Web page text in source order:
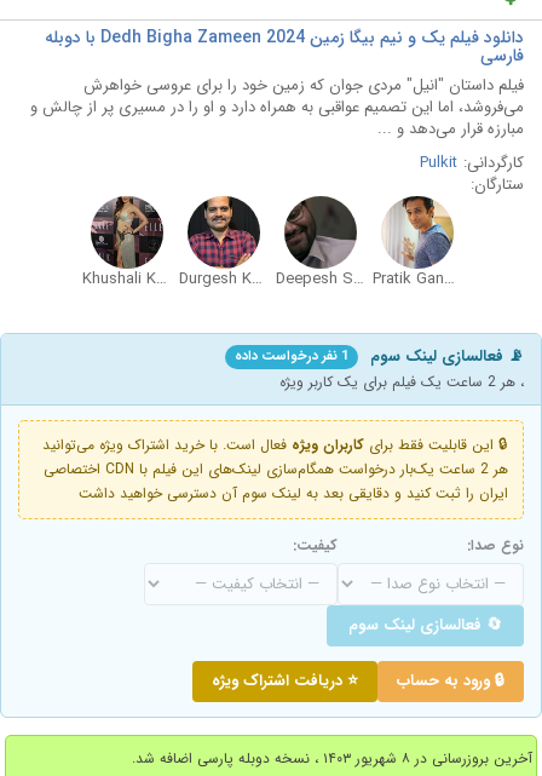
دانلود فیلم یک و نیم بیگا زمین Dedh Bigha Zameen 2024 با دوبله
فارسی
فیلم داستان "انیل" مردی جوان که زمین خود را برای عروسی خواهرش
می‌فروشد، اما این تصمیم عواقبی به همراه دارد و او را در مسیری پر از چالش و
مبارزه قرار می‌دهد و ...
کارگردانی: Pulkit
ستارگان:
Pratik Gandhi
Deepesh Sumitra Jagdish
Durgesh Kumar
Khushali Kumar
📡 فعالسازی لینک سوم 1 نفر درخواست داده
، هر 2 ساعت یک فیلم برای یک کاربر ویژه
🔒 این قابلیت فقط برای کاربران ویژه فعال است. با خرید اشتراک ویژه می‌توانید
هر 2 ساعت یک‌بار درخواست همگام‌سازی لینک‌های این فیلم با CDN اختصاصی
ایران را ثبت کنید و دقایقی بعد به لینک سوم آن دسترسی خواهید داشت
نوع صدا: کیفیت:
🔄 فعالسازی لینک سوم
🔒 ورود به حساب ⭐ دریافت اشتراک ویژه
آخرین بروزرسانی در ۸ شهریور ۱۴۰۳ ، نسخه دوبله پارسی اضافه شد.